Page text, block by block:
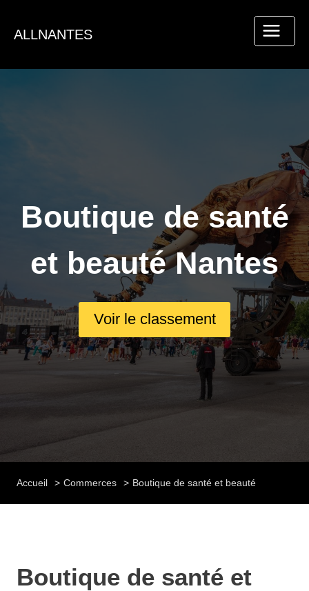
contenu
ALLNANTES
Boutique de santé
et beauté Nantes
Voir le classement
Accueil Commerces Boutique de santé et beauté
Boutique de santé et